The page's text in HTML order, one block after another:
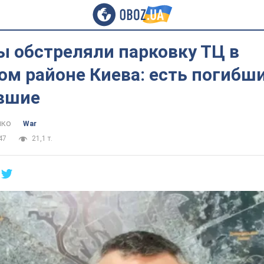
обстреляли парковку ТЦ в
районе Киева: есть
War
21,1 т.